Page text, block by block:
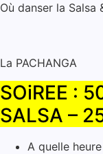
Où danser la Salsa
La PACHANGA
SOiREE :
SALSA –
A quelle